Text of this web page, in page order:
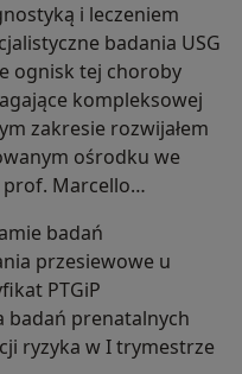
i leczeniem
badania USG
ognisk tej choroby
kompleksowej
zakresie rozwijałem
ośrodku we
Marcello
badań
przesiewowe u
PTGiP
badań prenatalnych
ryzyka w I trymestrze